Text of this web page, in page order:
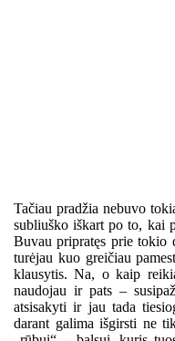
Tačiau pradžia nebuvo
subliuško iškart po to, kai
Buvau pripratęs prie tokio
turėjau kuo greičiau
klausytis. Na, o kaip
naudojau ir pats –
atsisakyti ir jau tada
darant galima išgirsti ne